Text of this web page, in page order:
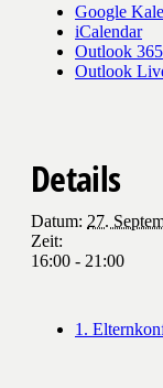
Google
iCalendar
Outlook 365
Outlook
Details
Datum: 27.
Zeit:
16:00 - 21:00
1.